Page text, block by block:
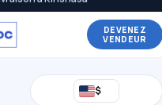
DEVENEZ
VENDEUR
$